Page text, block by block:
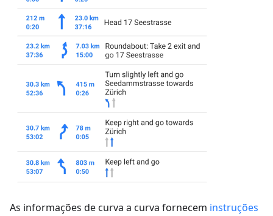
As informações de curva a curva fornecem instruções